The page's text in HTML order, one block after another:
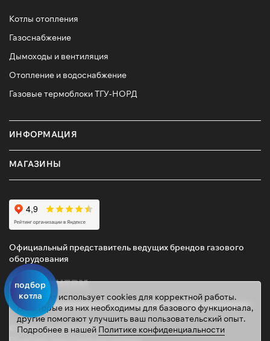
подбор
котла
Котлы отопления
Газоснабжение
Дымоходы и вентиляция
Отопление и водоснабжение
Газовые термоблоки ТГУ-НОРД
ИНФОРМАЦИЯ
МАГАЗИНЫ
Официальный представитель ведущих брендов газового
оборудования
© 2026 ТД «ГАЗОВИК»
Этот сайт использует cookies для корректной работы.
Некоторые из них необходимы для базового функционала,
другие помогают улучшить ваш пользовательский опыт.
Подробнее в нашей Политике конфиденциальности